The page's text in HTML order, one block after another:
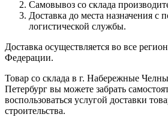
Самовывоз со склада
Доставка до места назначения
логистической службы.
Доставка осуществляется во все
Федерации.
Товар со склада в г. Набережные
Петербург вы можете забрать
воспользоваться услугой доставки
строительства.